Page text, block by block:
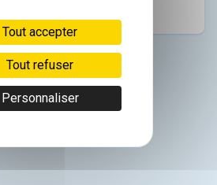
Tout accepter
Tout refuser
Personnaliser